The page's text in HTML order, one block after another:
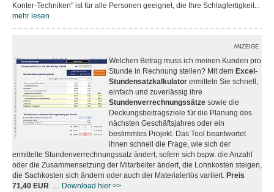
Konter-Techniken" ist für alle Personen geeignet, die Ihre Schlagfertigkeit...
mehr lesen
ANZEIGE
Welchen Betrag muss ich meinen Kunden pro
Stunde in Rechnung stellen? Mit dem Excel-
Stundensatzkalkulator ermitteln Sie schnell,
einfach und zuverlässig ihre
Stundenverrechnungssätze sowie die
Deckungsbeitragsziele für die Planung des
nächsten Geschäftsjahres oder ein
bestimmtes Projekt. Das Tool beantwortet
ihnen schnell die Frage, wie sich der
ermittelte Stundenverrechnungssatz ändert, sofern sich bspw. die Anzahl
oder die Zusammensetzung der Mitarbeiter ändert, die Lohnkosten steigen,
die Sachkosten sich ändern oder auch der Materialerlös variiert. Preis
71,40 EUR .... Download hier >>